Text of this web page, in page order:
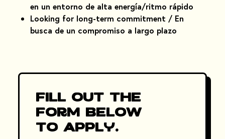
en un entorno de alta energía/ritmo rápido
Looking for long-term commitment / En
busca de un compromiso a largo plazo
Fill Out the
Form Below
to Apply.